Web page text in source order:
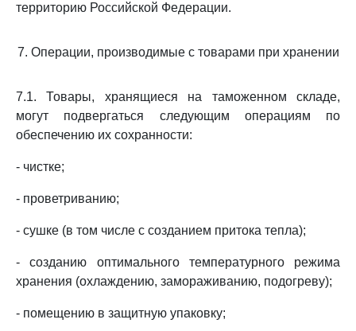
территорию Российской Федерации.
7. Операции, производимые с товарами при хранении
7.1. Товары, хранящиеся на таможенном складе,
могут подвергаться следующим операциям по
обеспечению их сохранности:
- чистке;
- проветриванию;
- сушке (в том числе с созданием притока тепла);
- созданию оптимального температурного режима
хранения (охлаждению, замораживанию, подогреву);
- помещению в защитную упаковку;